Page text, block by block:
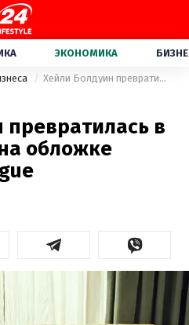
ЭКОНОМИКА
Хейли Болдуин превратилась в женщину 70-х на обложке испанского Vogue
в
обложке